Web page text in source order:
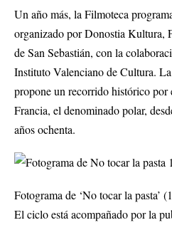
Un año más, la Filmoteca
organizado por Donostia Kultura,
de San Sebastián, con la
Instituto Valenciano de Cultura.
propone un recorrido histórico
Francia, el denominado polar,
años ochenta.
Fotograma de ‘No tocar la pasta’
El ciclo está acompañado por la